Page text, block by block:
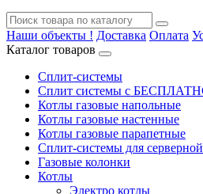
Наши объекты ! Доставка Оплата
Каталог товаров
Сплит-системы
Сплит системы с
Котлы газовые напольные
Котлы газовые настенные
Котлы газовые парапетные
Сплит-системы для серверной
Газовые колонки
Котлы
Электро котлы